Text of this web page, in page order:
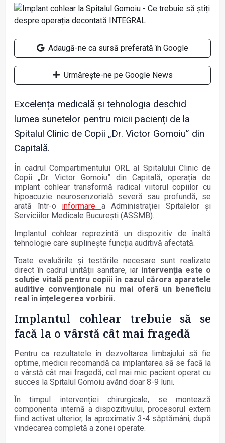
Adaugă-ne ca sursă preferată în Google
Urmărește-ne pe Google News
Excelența medicală și tehnologia deschid
lumea sunetelor pentru micii pacienți de la
Spitalul Clinic de Copii „Dr. Victor Gomoiu” din
Capitală.
În cadrul Compartimentului ORL al Spitalului Clinic de
Copii „Dr. Victor Gomoiu” din Capitală, operația de
implant cohlear transformă radical viitorul copiilor cu
hipoacuzie neurosenzorială severă sau profundă, se
arată într-o informare a Administrației Spitalelor și
Serviciilor Medicale București (ASSMB).
Implantul cohlear reprezintă un dispozitiv de înaltă
tehnologie care suplinește funcția auditivă afectată.
Toate evaluările și testările necesare sunt realizate
direct în cadrul unității sanitare, iar intervenția este o
soluție vitală pentru copiii în cazul cărora aparatele
auditive convenționale nu mai oferă un beneficiu
real în înțelegerea vorbirii.
Implantul cohlear trebuie să se
facă la o vârstă cât mai fragedă
Pentru ca rezultatele în dezvoltarea limbajului să fie
optime, medicii recomandă ca implantarea să se facă la
o vârstă cât mai fragedă, cel mai mic pacient operat cu
succes la Spitalul Gomoiu având doar 8-9 luni.
În timpul intervenției chirurgicale, se montează
componenta internă a dispozitivului, procesorul extern
fiind activat ulterior, la aproximativ 3-4 săptămâni, după
vindecarea completă a zonei operate.